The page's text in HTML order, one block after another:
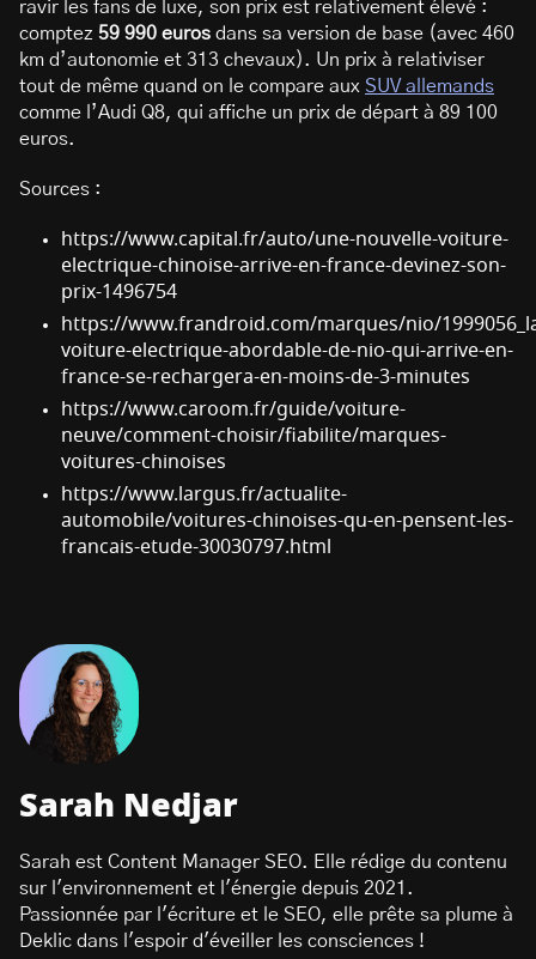
ravir les fans de luxe, son prix est relativement élevé :
comptez 59 990 euros dans sa version de base (avec 460
km d’autonomie et 313 chevaux). Un prix à relativiser
tout de même quand on le compare aux SUV allemands
comme l’Audi Q8, qui affiche un prix de départ à 89 100
euros.
Sources :
https://www.capital.fr/auto/une-nouvelle-voiture-
electrique-chinoise-arrive-en-france-devinez-son-
prix-1496754
https://www.frandroid.com/marques/nio/
voiture-electrique-abordable-de-nio-qui-arrive-en-
france-se-rechargera-en-moins-de-3-minutes
https://www.caroom.fr/guide/voiture-
neuve/comment-choisir/fiabilite/marques-
voitures-chinoises
https://www.largus.fr/actualite-
automobile/voitures-chinoises-qu-en-pensent-les-
francais-etude-30030797.html
Sarah Nedjar
Sarah est Content Manager SEO. Elle rédige du contenu
sur l'environnement et l'énergie depuis 2021.
Passionnée par l'écriture et le SEO, elle prête sa plume à
Deklic dans l'espoir d'éveiller les consciences !